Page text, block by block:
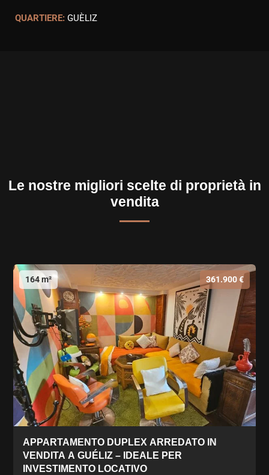
QUARTIERE: GUÈLIZ
Le nostre migliori scelte di proprietà in
vendita
164 m² 361.900 €
APPARTAMENTO DUPLEX ARREDATO IN
VENDITA A GUÉLIZ – IDEALE PER
INVESTIMENTO LOCATIVO